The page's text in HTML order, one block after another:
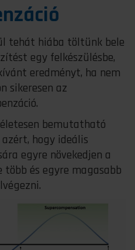
tehát hiába töltünk bele
egy felkészülésbe,
eredményt, ha nem
sikeresen az
bemutatható
hogy ideális
egyre növekedjen a
és egyre magasabb